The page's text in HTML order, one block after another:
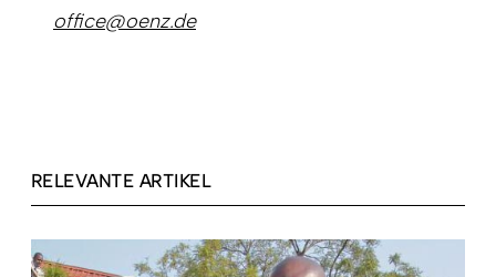
office@oenz.de
RELEVANTE ARTIKEL